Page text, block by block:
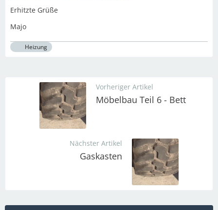
Erhitzte Grüße
Majo
Heizung
Vorheriger Artikel
Möbelbau Teil 6 - Bett
Nächster Artikel
Gaskasten